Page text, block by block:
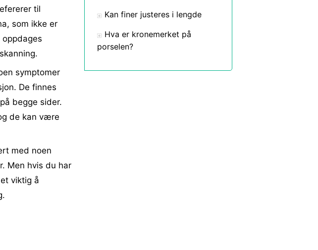
til
som ikke er
symptomer
De finnes
begge sider.
de kan være
med noen
Men hvis du har
viktig å
Kan finer justeres i lengde
Hva er kronemerket på
porselen?